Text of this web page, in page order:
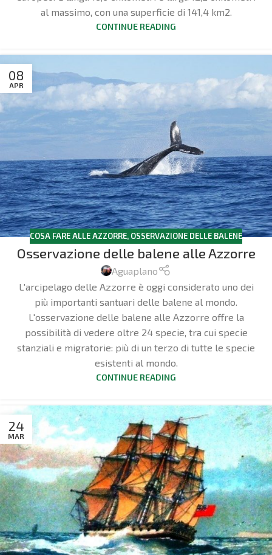
al massimo, con una superficie di 141,4 km2.
CONTINUE READING
08
APR
COSA FARE ALLE AZZORRE, OSSERVAZIONE DELLE BALENE
Osservazione delle balene alle Azzorre
Aguaplano
L'arcipelago delle Azzorre è oggi considerato uno dei
più importanti santuari delle balene al mondo.
L'osservazione delle balene alle Azzorre offre la
possibilità di vedere oltre 24 specie, tra cui specie
stanziali e migratorie: più di un terzo di tutte le specie
esistenti al mondo.
CONTINUE READING
24
MAR